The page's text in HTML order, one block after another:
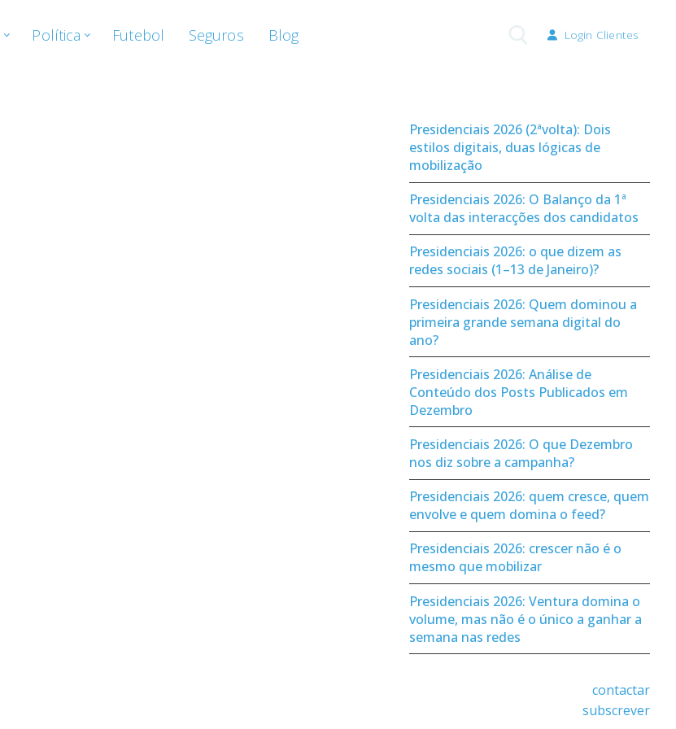
Política Futebol Seguros Blog Login Clientes
Presidenciais 2026 (2ªvolta): Dois
estilos digitais, duas lógicas de
mobilização
Presidenciais 2026: O Balanço da 1ª
volta das interacções dos candidatos
Presidenciais 2026: o que dizem as
redes sociais (1–13 de Janeiro)?
Presidenciais 2026: Quem dominou a
primeira grande semana digital do
ano?
Presidenciais 2026: Análise de
Conteúdo dos Posts Publicados em
Dezembro
Presidenciais 2026: O que Dezembro
nos diz sobre a campanha?
Presidenciais 2026: quem cresce, quem
envolve e quem domina o feed?
Presidenciais 2026: crescer não é o
mesmo que mobilizar
Presidenciais 2026: Ventura domina o
volume, mas não é o único a ganhar a
semana nas redes
contactar
subscrever